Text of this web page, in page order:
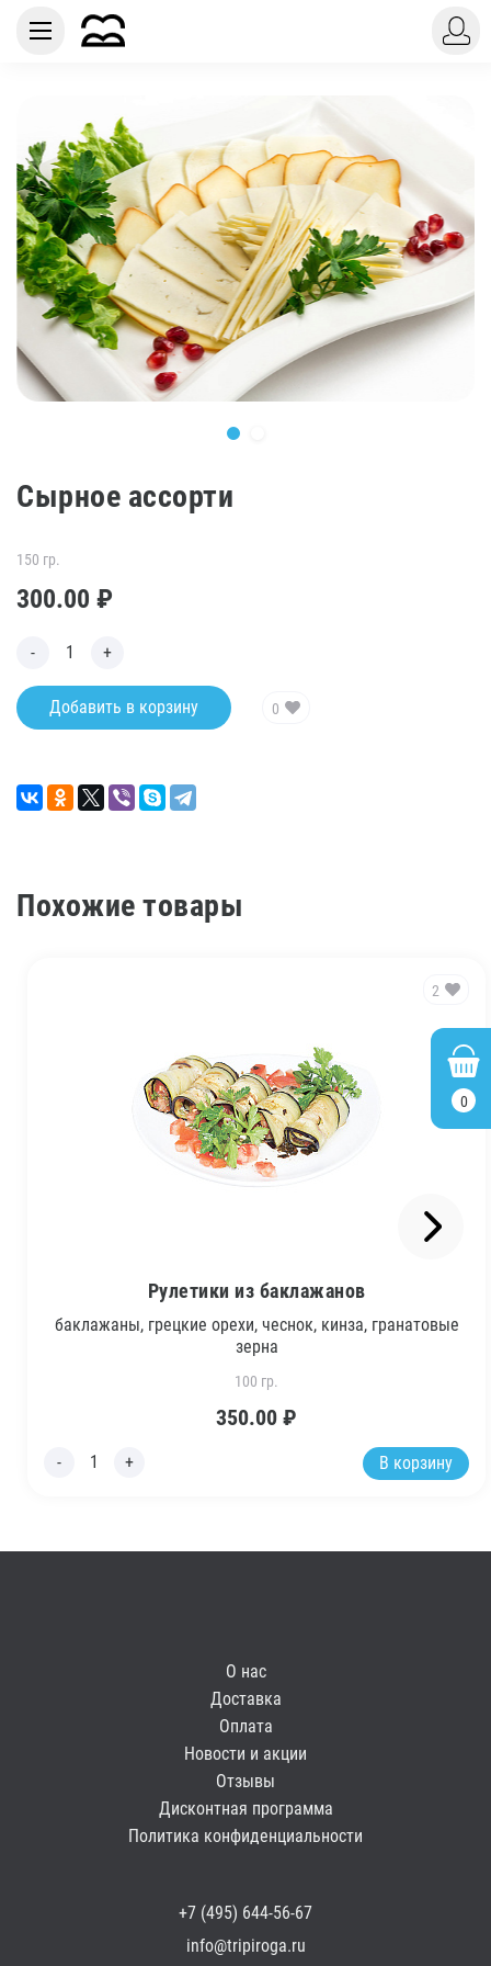
0
Сырное ассорти
150 гр.
300.00 ₽
Добавить в корзину 0
Похожие товары
2
Рулетики из баклажанов
баклажаны, грецкие орехи, чеснок, кинза, гранатовые
зерна
100 гр.
350.00 ₽
В корзину
О нас
Доставка
Оплата
Новости и акции
Отзывы
Дисконтная программа
Политика конфиденциальности
+7 (495) 644-56-67
info@tripiroga.ru